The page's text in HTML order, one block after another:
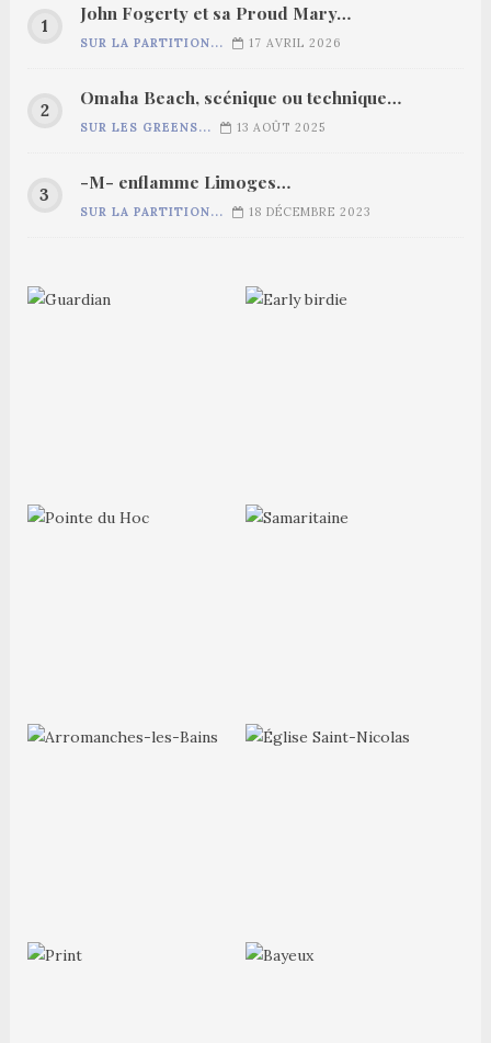
John Fogerty et sa Proud Mary…
SUR LA PARTITION... 17 AVRIL 2026
Omaha Beach, scénique ou technique…
SUR LES GREENS... 13 AOÛT 2025
-M- enflamme Limoges…
SUR LA PARTITION... 18 DÉCEMBRE 2023